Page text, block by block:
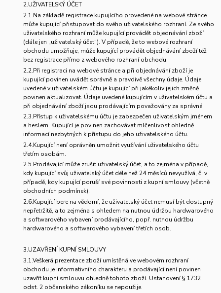
2.UŽIVATELSKÝ ÚČET
2.1.Na základě registrace kupujícího provedené na webové stránce
může kupující přistupovat do svého uživatelského rozhraní. Ze svého
uživatelského rozhraní může kupující provádět objednávání zboží
(dále jen „uživatelský účet“). V případě, že to webové rozhraní
obchodu umožňuje, může kupující provádět objednávání zboží též
bez registrace přímo z webového rozhraní obchodu.
2.2.Při registraci na webové stránce a při objednávání zboží je
kupující povinen uvádět správně a pravdivě všechny údaje. Údaje
uvedené v uživatelském účtu je kupující při jakékoliv jejich změně
povinen aktualizovat. Údaje uvedené kupujícím v uživatelském účtu a
při objednávání zboží jsou prodávajícím považovány za správné.
2.3.Přístup k uživatelskému účtu je zabezpečen uživatelským jménem
a heslem. Kupující je povinen zachovávat mlčenlivost ohledně
informací nezbytných k přístupu do jeho uživatelského účtu.
2.4.Kupující není oprávněn umožnit využívání uživatelského účtu
třetím osobám.
2.5.Prodávající může zrušit uživatelský účet, a to zejména v případě,
kdy kupující svůj uživatelský účet déle než 24 měsíců nevyužívá, či v
případě, kdy kupující poruší své povinnosti z kupní smlouvy (včetně
obchodních podmínek).
2.6.Kupující bere na vědomí, že uživatelský účet nemusí být dostupný
nepřetržitě, a to zejména s ohledem na nutnou údržbu hardwarového
a softwarového vybavení prodávajícího, popř. nutnou údržbu
hardwarového a softwarového vybavení třetích osob.
3.UZAVŘENÍ KUPNÍ SMLOUVY
3.1.Veškerá prezentace zboží umístěná ve webovém rozhraní
obchodu je informativního charakteru a prodávající není povinen
uzavřít kupní smlouvu ohledně tohoto zboží. Ustanovení § 1732
odst. 2 občanského zákoníku se nepoužije.